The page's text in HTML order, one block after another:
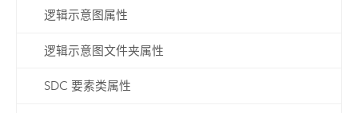
逻辑示意图属性
逻辑示意图文件夹属性
SDC 要素类属性